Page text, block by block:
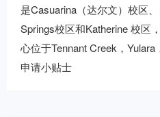
是Casuarina（达尔文）校区
Springs校区和Katherine 校区
心位于Tennant Creek，Yulara
申请小贴士